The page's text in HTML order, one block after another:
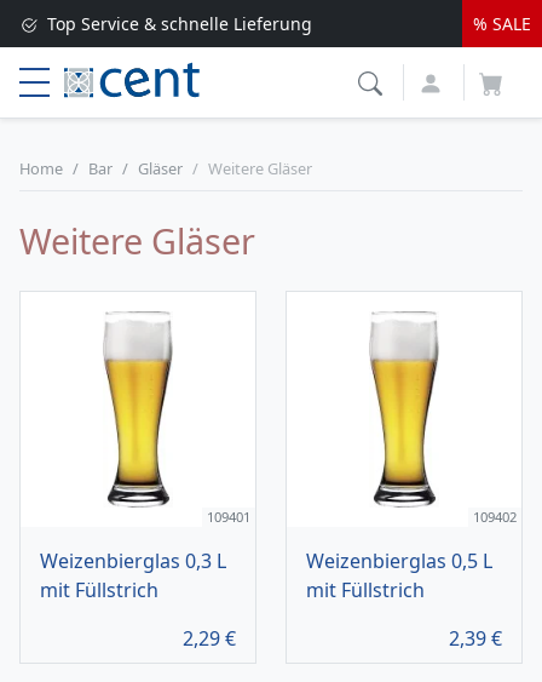
Top Service & schnelle Lieferung
Versandkostenfrei ab 250 EUR*
Lieferung nur 1-2 Werktage
% SALE
Home Bar Gläser Weitere Gläser
Weitere Gläser
109401
Weizenbierglas 0,3 L
mit Füllstrich
2,29€
109402
Weizenbierglas 0,5 L
mit Füllstrich
2,39€